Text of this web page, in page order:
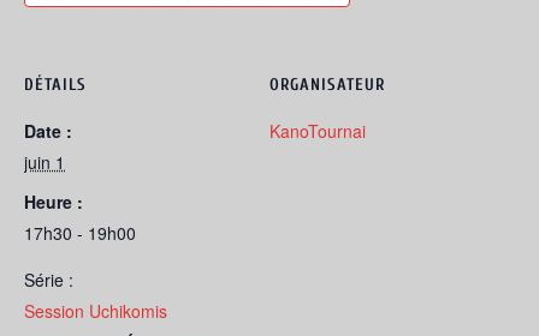
DÉTAILS
Date :
juin 1
Heure :
17h30 - 19h00
Série :
Session Uchikomis
ORGANISATEUR
KanoTournai